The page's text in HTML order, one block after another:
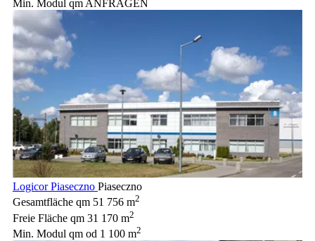
Min. Modul qm ANFRAGEN
Logicor Piaseczno Piaseczno
Gesamtfläche qm 51 756 m2
Freie Fläche qm 31 170 m2
Min. Modul qm od 1 100 m2